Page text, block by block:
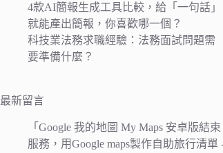
4款AI簡報生成工具比較，給「一句話」
就能產出簡報，你喜歡哪一個？
科技業法務求職經驗：法務面試問題需
要準備什麼？
最新留言
「Google 我的地圖 My Maps 安卓版結束
服務，用Google maps製作自助旅行清單